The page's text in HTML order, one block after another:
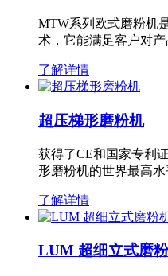
MTW系列欧式磨粉机
术，它能满足客户对
了解详情
超压梯形磨粉机
获得了CE和国家专利
形磨粉机的世界最高
了解详情
LUM 超细立式磨